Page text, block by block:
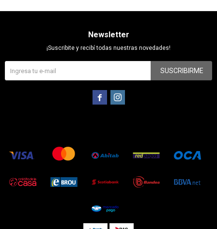
Newsletter
¡Suscribite y recibí todas nuestras novedades!
SUSCRIBIRME
 